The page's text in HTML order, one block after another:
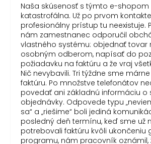
Naša skúsenosť s týmto e-shopom
katastrofálna. Už po prvom
profesionálny prístup tu neexistuje.
nám zamestnanec odporučil
vlastného systému: objednať tovar
osobným odberom, napísať do
požiadavku na faktúru a že vraj
Nič nevybavili. Tri týždne sme
faktúru. Po množstve telefonátov
povedať ani základnú informáciu o
objednávky. Odpovede typu
sa“ a „riešime“ boli jediná
posledný deň termínu, keď sme už
potrebovali faktúru kvôli ukončeniu
programu, nám pracovník oznámil,